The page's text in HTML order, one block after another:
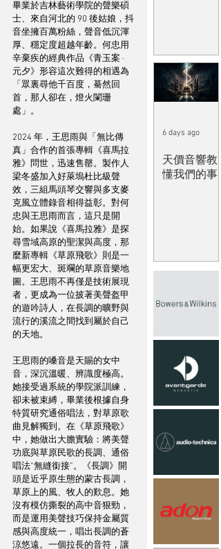
畢業於吉林藝術學院的聲樂碩
士、來自河北的 90 後姑娘，抖
音坐擁百萬粉絲，聲音低沉渾
厚、穩定度超越年齡。何忠用
辛棄疾的經典作品《青玉案 ∙
元夕》形容這次難得的相遇為
「眾裏尋他千百度，驀然回
首，那人卻在，燈火闌珊
處」。
2024 年，王思雨與「無比傳
真」合作的首張專輯《喜馬拉
雅》問世，迅速售罄。製作人
梁冬盛加入好萊塢杜比級聲
效，三組馬頭琴交響與多支麥
克風立體錄音相得益彰。對何
忠與王思雨而言，這只是開
始。如果說《喜馬拉雅》是探
尋雪域高原的聖潔與高度，那
麼新專輯《草原飛歌》則是一
幅更宏大、斑斕的草原音樂地
圖。王思雨不再僅是技術展現
者，更成為一位披著美聲盔甲
的遊吟詩人，在長調的曠野與
流行的溪流之間找到屬於自己
的天地。
王思雨的嗓音是天賜的女中
音，深沉溫暖、辨識度極高。
她接受過系統的學院派訓練，
卻未被束縛，畢業後根據自身
特質研究通俗唱法，對草原歌
曲見解獨到。在《草原飛歌》
中，她做出大膽實驗：將美聲
功底與草原民歌的長調、通俗
唱法“無縫銜接”。《長調》開
頭是近乎原生態的蒙古長調，
草原上的風、牧人的歎息。她
沒有模仿撕裂的高中音狠勁，
而是運用美聲技巧保持金屬質
感與高度統一，唱出長調的蒼
涼悠遠。一個拉長的音符，讓
天價音響教
懂我們的事
6 days ago